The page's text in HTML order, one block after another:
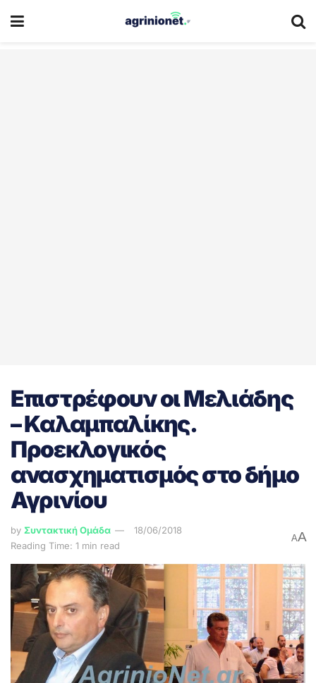
Επιστρέφουν οι Μελιάδης
– Καλαμπαλίκης.
Προεκλογικός
ανασχηματισμός στο δήμο
Αγρινίου
by Συντακτική Ομάδα
18/06/2018
Reading Time: 1 min read
AA